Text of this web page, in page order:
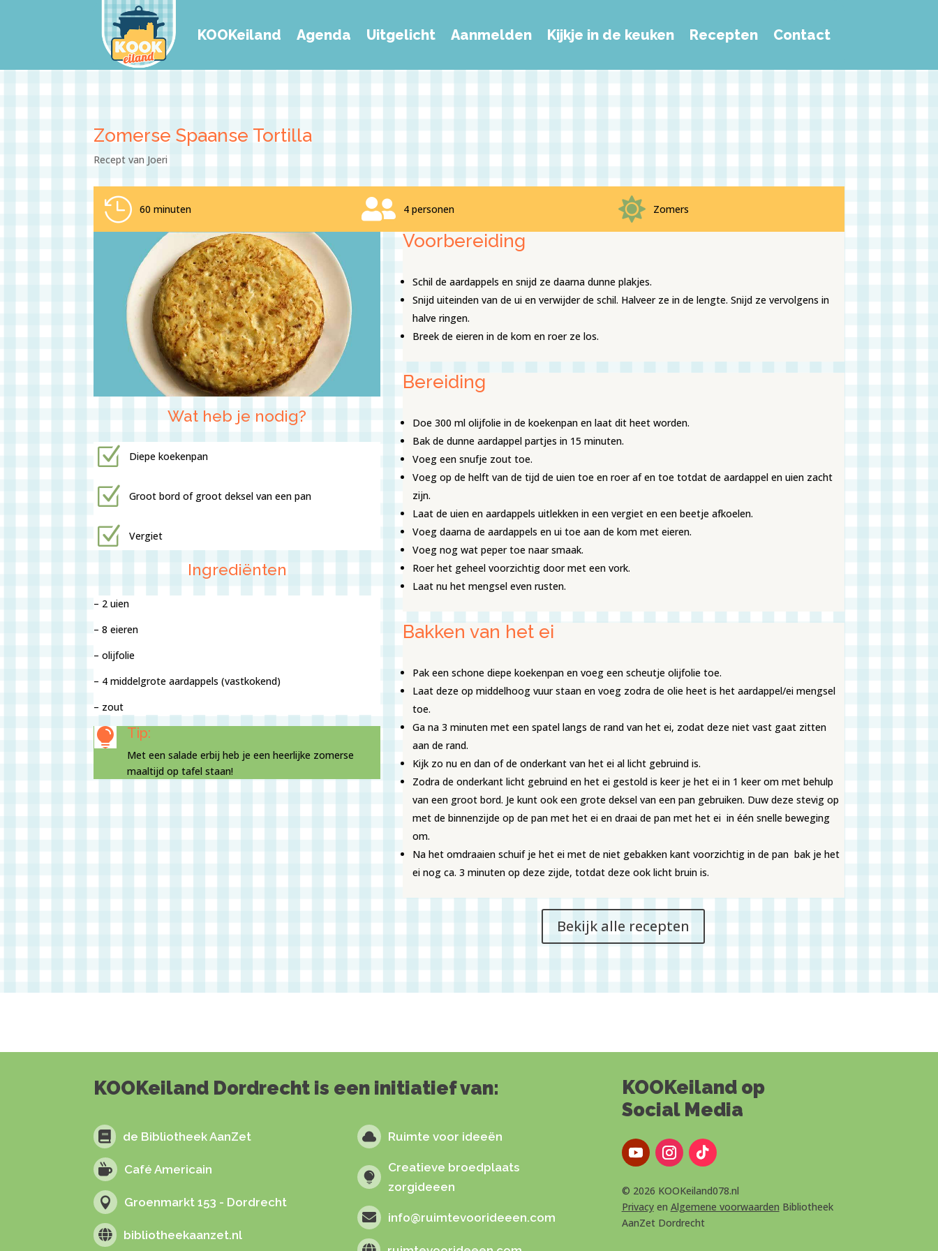
KOOKeiland Agenda Uitgelicht Aanmelden Kijkje in de keuken Recepten Contact
Zomerse Spaanse Tortilla
Recept van Joeri
 60 minuten  4 personen  Zomers
Wat heb je nodig?
Z Diepe koekenpan
Z Groot bord of groot deksel van een pan
Z Vergiet
Ingrediënten
– 2 uien
– 8 eieren
– olijfolie
– 4 middelgrote aardappels (vastkokend)
– zout
 Tip:
Met een salade erbij heb je een heerlijke zomerse
maaltijd op tafel staan!
Voorbereiding
Schil de aardappels en snijd ze daarna dunne plakjes.
Snijd uiteinden van de ui en verwijder de schil. Halveer ze in de lengte. Snijd ze vervolgens in
halve ringen.
Breek de eieren in de kom en roer ze los.
Bereiding
Doe 300 ml olijfolie in de koekenpan en laat dit heet worden.
Bak de dunne aardappel partjes in 15 minuten.
Voeg een snufje zout toe.
Voeg op de helft van de tijd de uien toe en roer af en toe totdat de aardappel en uien zacht
zijn.
Laat de uien en aardappels uitlekken in een vergiet en een beetje afkoelen.
Voeg daarna de aardappels en ui toe aan de kom met eieren.
Voeg nog wat peper toe naar smaak.
Roer het geheel voorzichtig door met een vork.
Laat nu het mengsel even rusten.
Bakken van het ei
Pak een schone diepe koekenpan en voeg een scheutje olijfolie toe.
Laat deze op middelhoog vuur staan en voeg zodra de olie heet is het aardappel/ei mengsel
toe.
Ga na 3 minuten met een spatel langs de rand van het ei, zodat deze niet vast gaat zitten
aan de rand.
Kijk zo nu en dan of de onderkant van het ei al licht gebruind is.
Zodra de onderkant licht gebruind en het ei gestold is keer je het ei in 1 keer om met behulp
van een groot bord. Je kunt ook een grote deksel van een pan gebruiken. Duw deze stevig op
met de binnenzijde op de pan met het ei en draai de pan met het ei in één snelle beweging
om.
Na het omdraaien schuif je het ei met de niet gebakken kant voorzichtig in de pan bak je het
ei nog ca. 3 minuten op deze zijde, totdat deze ook licht bruin is.
Bekijk alle recepten
KOOKeiland Dordrecht is een initiatief van:
 de Bibliotheek AanZet
 Café Americain
 Groenmarkt 153 - Dordrecht
 bibliotheekaanzet.nl
 Ruimte voor ideeën

Creatieve broedplaats
zorgideeen
 info@ruimtevoorideeen.com
KOOKeiland op
Social Media
© 2026 KOOKeiland078.nl
Privacyen Algemene voorwaarden Bibliotheek
AanZet Dordrecht